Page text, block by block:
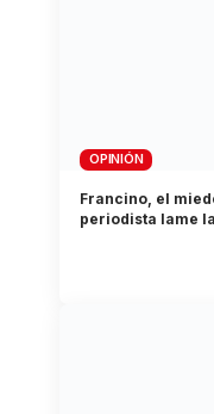
OPINIÓN
Francino, el
periodista lame